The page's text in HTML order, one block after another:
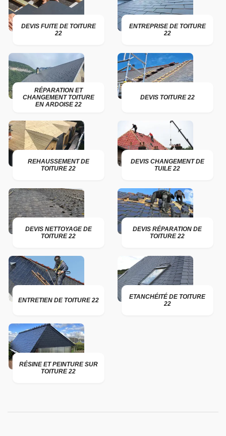
DEVIS FUITE DE TOITURE
22
ENTREPRISE DE TOITURE
22
RÉPARATION ET
CHANGEMENT TOITURE
EN ARDOISE 22
DEVIS TOITURE 22
REHAUSSEMENT DE
TOITURE 22
DEVIS CHANGEMENT DE
TUILE 22
DEVIS NETTOYAGE DE
TOITURE 22
DEVIS RÉPARATION DE
TOITURE 22
ENTRETIEN DE TOITURE 22
ETANCHÉITÉ DE TOITURE
22
RÉSINE ET PEINTURE SUR
TOITURE 22